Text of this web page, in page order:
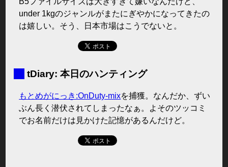
under 1kgのジャンルがまたにぎやかになってきたの
は嬉しい。そう、日本市場はこうでないと。
tDiary: 本日のハンティング
もとめがにっき:OnDuty-mixを捕獲。なんだか、ずい
ぶん長く潜伏されてしまったなぁ。よそのツッコミ
でお名前だけは見かけた記憶があるんだけど。